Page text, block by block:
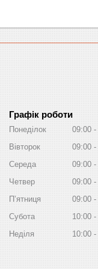
Графік роботи
Понеділок 09:00
Вівторок
09:00
Середа
09:00
Четвер
09:00
Пʼятниця
09:00
Субота
10:00
Неділя
10:00